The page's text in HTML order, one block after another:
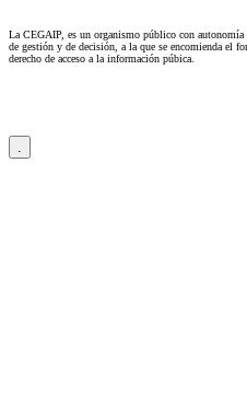
La CEGAIP, es un organismo público con autonomía
de gestión y de decisión, a la que se encomienda el
derecho de acceso a la información púbica.